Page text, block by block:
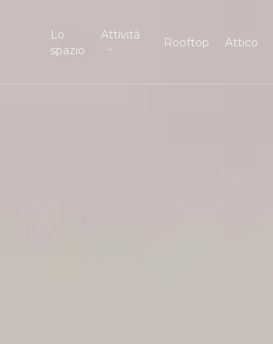
Lo
spazio
Attività
Rooftop Attico